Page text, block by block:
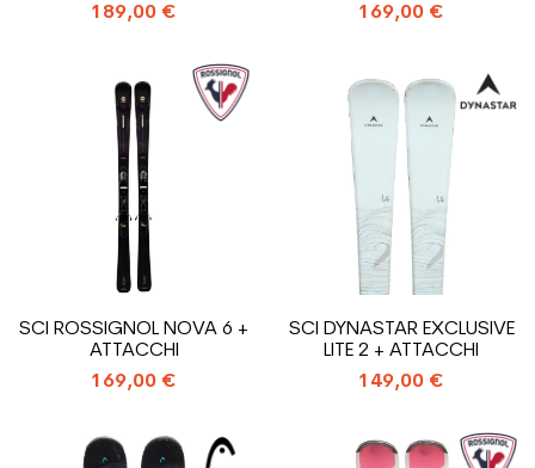
189,00 €
169,00 €
SCI ROSSIGNOL NOVA 6 +
ATTACCHI
169,00 €
SCI DYNASTAR EXCLUSIVE
LITE 2 + ATTACCHI
149,00 €